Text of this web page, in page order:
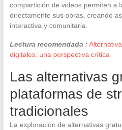
compartición de videos permiten a
directamente sus obras, creando
interactiva y comunitaria.
Lectura recomendada :
digitales: una perspectiva crítica
Las alternativas
plataformas de
tradicionales
La exploración de alternativas